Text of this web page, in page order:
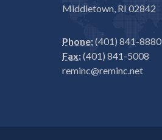
Middletown, RI 02842
Phone:(401) 841-8880
Fax:(401) 841-5008
reminc@reminc.net